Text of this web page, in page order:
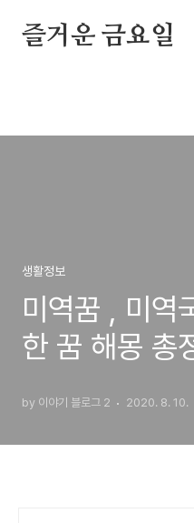
즐거운 금요일
생활정보
미역꿈 , 미역
한 꿈 해몽 총
by 이야기 블로그 2 2020. 8. 10.